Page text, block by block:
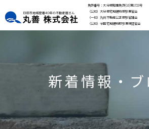
免許番号：大分県知事免許(10)第1723号
（公社）大分県宅地建物取引業協会
（一社）九州不動産公正取引協議会
（公社）全国宅地建物取引業保証協会
新着情報・ブ